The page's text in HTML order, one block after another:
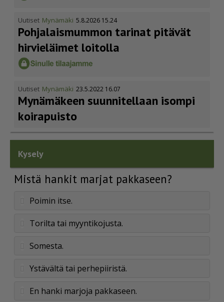
Uutiset Mynämäki 5.8.2026 15.24
Pohja­lais­mummon tarinat pitävät
hirvieläimet loitolla
Uutiset Mynämäki 23.5.2022 16.07
Mynämäkeen suunnitellaan isompi
koirapuisto
Kysely
Mistä hankit marjat pakkaseen?
Poimin itse.
Torilta tai myyntikojusta.
Somesta.
Ystävältä tai perhepiiristä.
En hanki marjoja pakkaseen.